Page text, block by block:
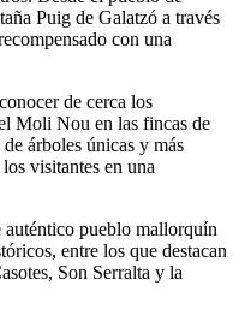
Puig de Galatzó a través
con una
de cerca los
Moli Nou en las fincas de
árboles únicas y más
visitantes en una
auténtico pueblo mallorquín
entre los que destacan
Son Serralta y la